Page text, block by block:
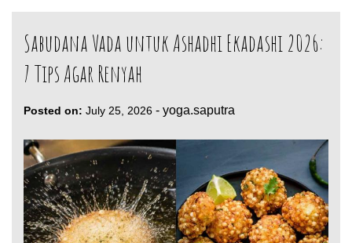
Sabudana Vada untuk Ashadhi Ekadashi 2026:
7 Tips Agar Renyah
Posted on: July 25, 2026 - yoga.saputra